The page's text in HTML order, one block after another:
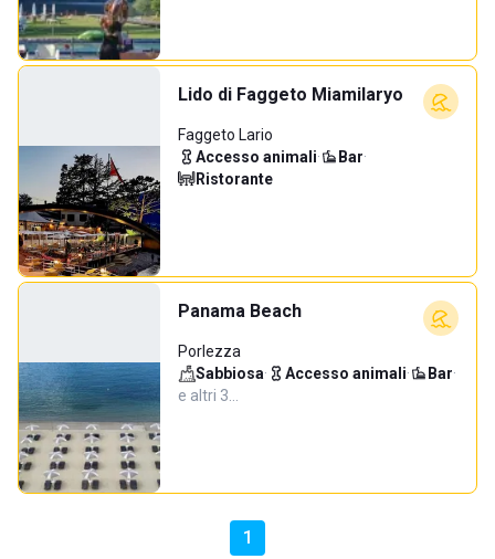
Lido di Faggeto Miamilaryo
Faggeto Lario
Accesso animali· Bar·
Ristorante
Panama Beach
Porlezza
Sabbiosa· Accesso animali· Bar·
e altri 3…
1